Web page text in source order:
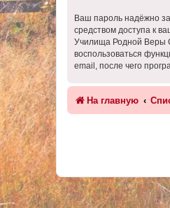
Ваш пароль надёжно
средством доступа к
Училища Родной Веры
воспользоваться
email, после чего
На главную